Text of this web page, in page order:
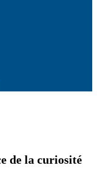
de la curiosité